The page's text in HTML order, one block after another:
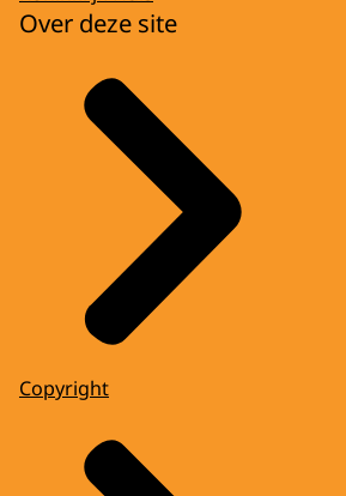
Over deze site
Copyright